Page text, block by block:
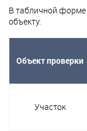
В табличной
объекту:
Объект проверки
Участок